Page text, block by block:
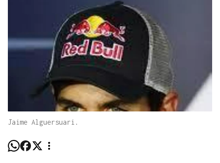
Jaime Alguersuari.